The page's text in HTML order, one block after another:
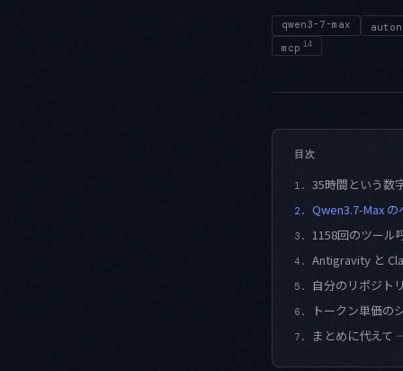
qwen3-7-max
mcp 14
目次
1. 35時間という数
2. Qwen3.7-Max
3. 1158回のツール
4. Antigravity と
5. 自分のリポジト
6. トークン単価の
7. まとめに代えて